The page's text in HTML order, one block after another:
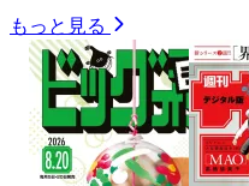
もっと見る